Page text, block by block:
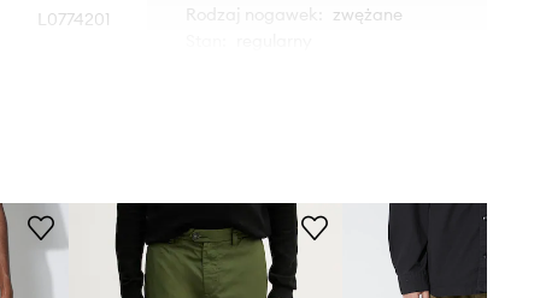
L0774201
Rodzaj nogawek
zwężane
zostały przeliczone na standardową,
europejską tabelę rozmiarową. Na
metce dostarczonego produktu
znajduje się oryginalne oznaczenie
producenta.